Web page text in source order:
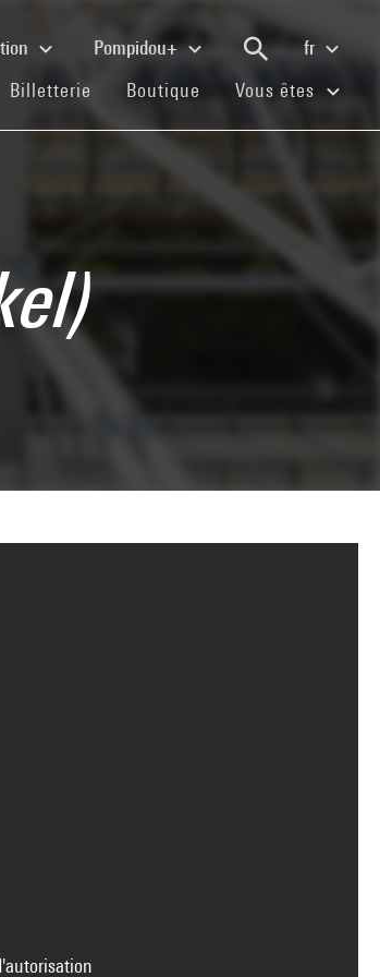
Pompidou+
fr
Billetterie (current)
Boutique (current)
Vous êtes